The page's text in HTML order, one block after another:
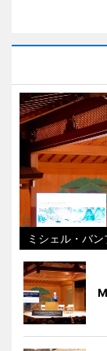
ミシェル・バ